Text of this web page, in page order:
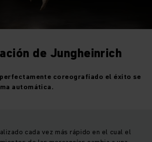
de Jungheinrich
perfectamente coreografiado el éxito se
automática.
cada vez más rápido en el cual el